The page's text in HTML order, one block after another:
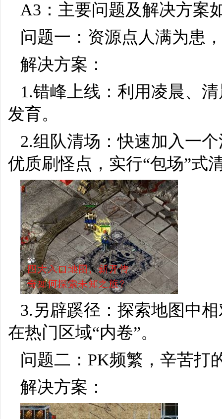
A3：主要问题及解决方案
问题一：资源点人满为患
解决方案：
1.错峰上线：利用凌晨、
发育。
2.组队清场：快速加入一
优质刷怪点，实行“包场”式
3.另辟蹊径：探索地图中
在热门区域“内卷”。
问题二：PK频繁，辛苦打
解决方案：